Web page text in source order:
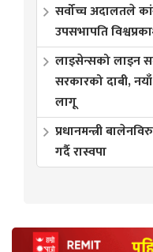
सर्वोच्च अदालतले
उपसभापति
लाइसेन्सको लाइन
सरकारको दाबी,
लागू
प्रधानमन्त्री
गर्दै रास्वपा